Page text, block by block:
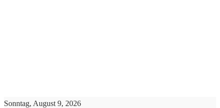
Sonntag, August 9, 2026